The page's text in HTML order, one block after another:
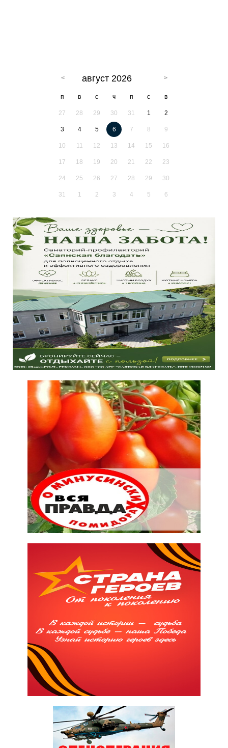
август 2026
п в с ч п с в
27 28 29 30 31 1 2
3 4 5 6 7 8 9
10 11 12 13 14 15 16
17 18 19 20 21 22 23
24 25 26 27 28 29 30
31 1 2 3 4 5 6